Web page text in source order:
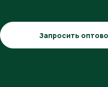
Запросить